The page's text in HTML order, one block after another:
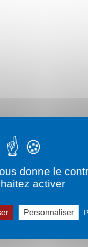
donne le
activer
Personnaliser